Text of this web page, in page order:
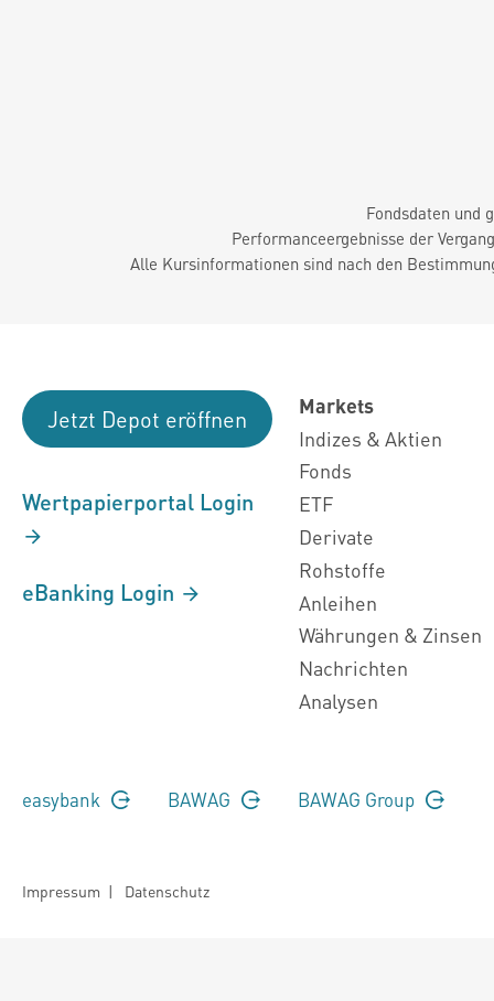
Fondsdaten und
Performanceergebnisse der
Alle Kursinformationen sind nach den
Jetzt Depot eröffnen
Wertpapierportal Login
eBanking Login
Markets
Indizes & Aktien
Fonds
ETF
Derivate
Rohstoffe
Anleihen
Währungen & Zinsen
Nachrichten
Analysen
easybank BAWAG BAWAG Group
Impressum | Datenschutz